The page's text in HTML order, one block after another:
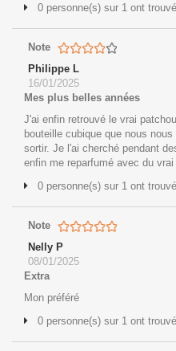
0 personne(s) sur 1 ont
Note
Philippe L
16/01/2025
Mes plus belles années
J'ai enfin retrouvé le vrai
bouteille cubique que nous
sortir. Je l'ai cherché pendant
enfin me reparfumé avec du
0 personne(s) sur 1 ont
Note
Nelly P
08/01/2025
Extra
Mon préféré
0 personne(s) sur 1 ont